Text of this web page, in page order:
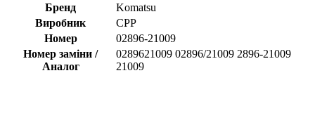
Бренд
Komatsu
Виробник
CPP
Номер
02896-21009
Номер заміни /
Аналог
0289621009 02896/21009 2896-21009
21009